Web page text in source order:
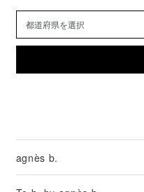
agnès b.